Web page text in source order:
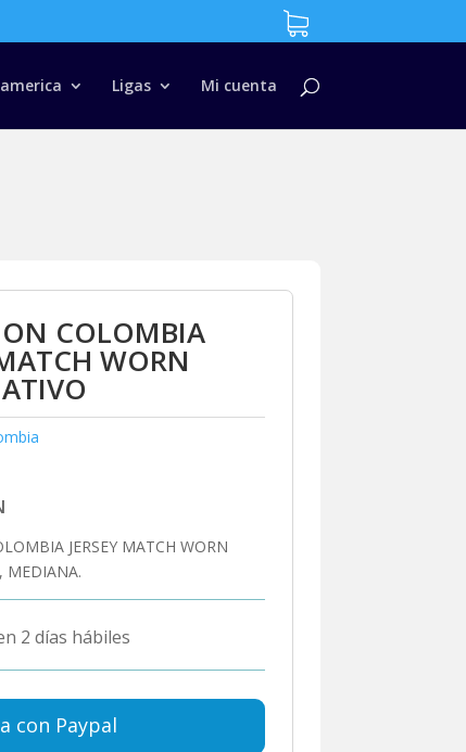
Ligas Mi cuenta
COLOMBIA
WORN
JERSEY MATCH WORN
MEDIANA.
2 días hábiles
con Paypal